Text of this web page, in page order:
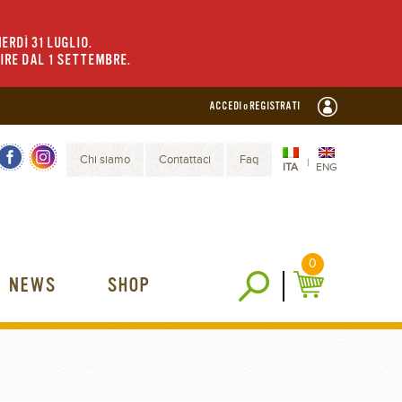
31 LUGLIO.
DAL 1 SETTEMBRE.
ACCEDI o REGISTRATI
ITA | ENG
Chi siamo Contattaci Faq
NEWS SHOP
0